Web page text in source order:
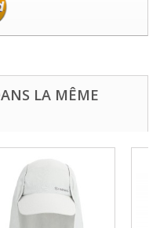
LA MÊME